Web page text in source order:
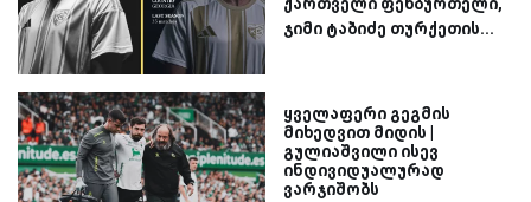
ქართველი ფეხბურთელი,
ჯიმი ტაბიძე თურქეთის...
ყველაფერი გეგმის
მიხედვით მიდის |
გულიაშვილი ისევ
ინდივიდუალურად
ვარჯიშობს